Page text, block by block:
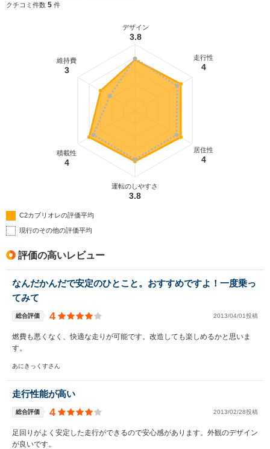
クチコミ件数 5 件
デザイン
3.8
走行性
4
居住性
4
運転のしやすさ
3.8
積載性
4
維持費
3
C2カブリオレの評価平均
現行のその他の評価平均
評価の高いレビュー
なんだかんだで安定のひとこと。おすすめですよ！一度乗っ
てみて
総合評価 4 2013/04/01投稿
燃費も悪くなく、快適な走りが可能です。改造しても楽しめるかと思いま
す。
あにきっくすさん
走行性能が高い
総合評価 4 2013/02/28投稿
足回りがよく安定した走行ができるので安心感があります。外観のデザイン
が良いです。